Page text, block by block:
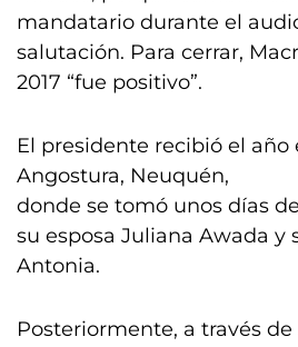
mandatario durante el
salutación. Para cerrar,
2017 “fue positivo”.
El presidente recibió el año
Angostura, Neuquén,
donde se tomó unos días
su esposa Juliana Awada y
Antonia.
Posteriormente, a través